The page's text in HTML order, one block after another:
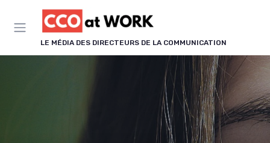
LE MÉDIA DES DIRECTEURS DE LA COMMUNICATION
Panneau de gestion des cookies